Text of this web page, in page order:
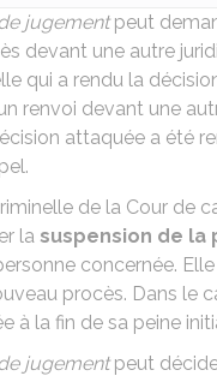
jugementpeut
devant une autre
qui a rendu la
renvoi devant une
attaquée a été
de la Cour de
la suspension de la
concernée.
procès. Dans le
à la fin de sa peine
jugementpeut